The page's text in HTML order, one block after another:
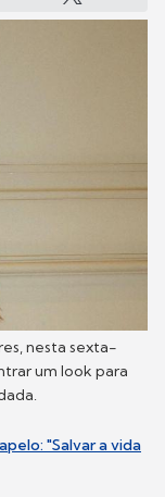
nesta sexta-
um look para
"Salvar a vida